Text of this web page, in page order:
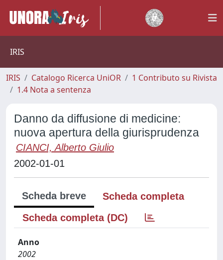
IRIS
IRIS Catalogo Ricerca UniOR
1 Contributo su Rivista
1.4 Nota a sentenza
Danno da diffusione di medicine:
nuova apertura della giurisprudenza
CIANCI, Alberto Giulio
2002-01-01
Scheda breve
Scheda completa
Scheda completa (DC)
Anno
2002